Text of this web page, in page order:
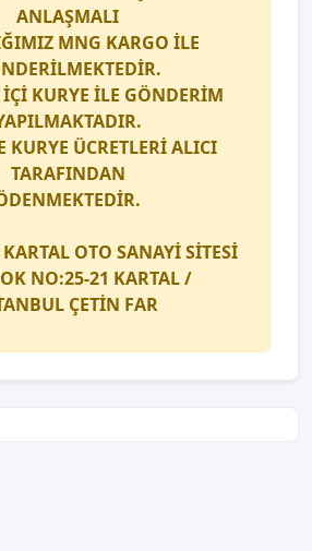
ANLAŞMALI
MNG KARGO İLE
İÇİ KURYE İLE GÖNDERİM
KURYE ÜCRETLERİ ALICI
TARAFINDAN
KARTAL OTO SANAYİ SİTESİ
NO:25-21 KARTAL /
ÇETİN FAR